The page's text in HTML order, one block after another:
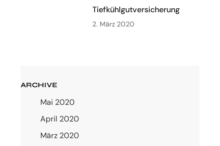
Tiefkühlgutversicherung
2. März 2020
ARCHIVE
Mai 2020
April 2020
März 2020